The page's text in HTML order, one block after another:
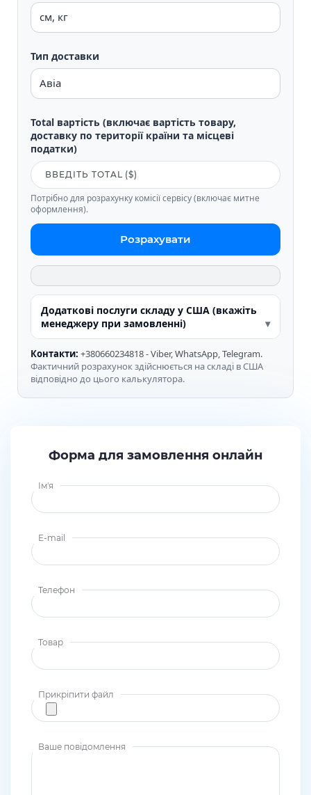
Тип доставки
Total вартість (включає вартість товару,
доставку по території країни та місцеві
податки)
Потрібно для розрахунку комісії сервісу (включає митне
оформлення).
Розрахувати
Додаткові послуги складу у США (вкажіть
менеджеру при замовленні)
Контакти: +380660234818 - Viber, WhatsApp, Telegram.
Фактичний розрахунок здійснюється на складі в США
відповідно до цього калькулятора.
Форма для замовлення онлайн
Ім'я
E-mail
Телефон
Товар
Прикріпити файл
Ваше повідомлення